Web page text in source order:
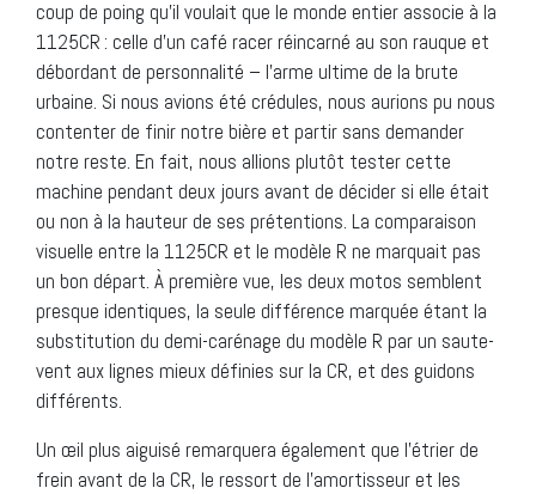
coup de poing qu’il voulait que le monde entier associe à la
1125CR : celle d’un café racer réincarné au son rauque et
débordant de personnalité – l’arme ultime de la brute
urbaine. Si nous avions été crédules, nous aurions pu nous
contenter de finir notre bière et partir sans demander
notre reste. En fait, nous allions plutôt tester cette
machine pendant deux jours avant de décider si elle était
ou non à la hauteur de ses prétentions. La comparaison
visuelle entre la 1125CR et le modèle R ne marquait pas
un bon départ. À première vue, les deux motos semblent
presque identiques, la seule différence marquée étant la
substitution du demi-carénage du modèle R par un saute-
vent aux lignes mieux définies sur la CR, et des guidons
différents.
Un œil plus aiguisé remarquera également que l’étrier de
frein avant de la CR, le ressort de l’amortisseur et les